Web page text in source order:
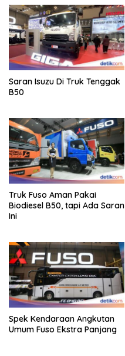
Saran Isuzu Di Truk Tenggak
B50
Truk Fuso Aman Pakai
Biodiesel B50, tapi Ada Saran
Ini
Spek Kendaraan Angkutan
Umum Fuso Ekstra Panjang